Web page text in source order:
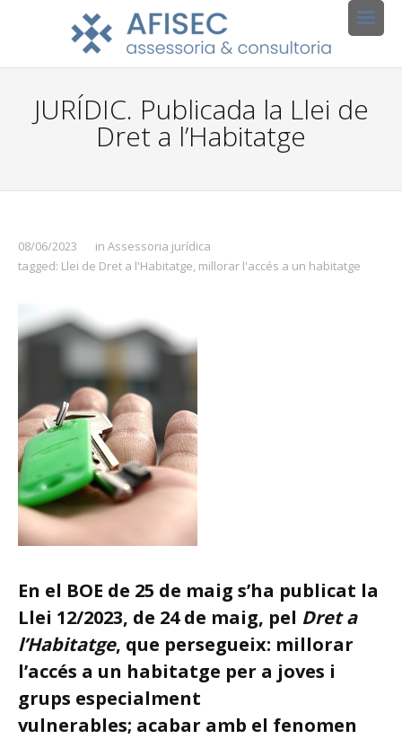
JURÍDIC. Publicada la Llei de
Dret a l’Habitatge
08/06/2023 in Assessoria jurídica
tagged: Llei de Dret a l'Habitatge, millorar l'accés a un habitatge
En el BOE de 25 de maig s’ha publicat la
Llei 12/2023, de 24 de maig, pel Dret a
l’Habitatge, que persegueix: millorar
l’accés a un habitatge per a joves i
grups especialment
vulnerables; acabar amb el fenomen